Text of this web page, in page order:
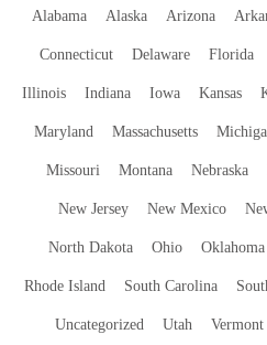
Alabama Alaska Arizona
Connecticut Delaware Florida
Illinois Indiana Iowa Kansas
Maryland Massachusetts
Missouri Montana Nebraska
New Jersey New Mexico
North Dakota Ohio Oklahoma
Rhode Island South Carolina
Uncategorized Utah Vermont